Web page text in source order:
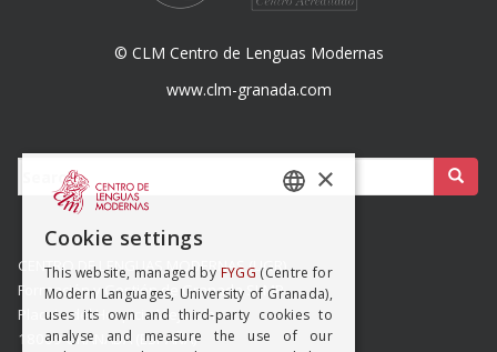
© CLM Centro de Lenguas Modernas
www.clm-granada.com
Buscar:
CENTRO DE LENGUAS MODERNAS (UGR)
Formación y Gestión de Granada SLMP
Placeta del Hospicio Viejo s/n
18009 GRANADA (ESPAÑA)
×
Cookie settings
This website, managed by FYGG (Centre for
Modern Languages, University of Granada),
uses its own and third-party cookies to
analyse and measure the use of our